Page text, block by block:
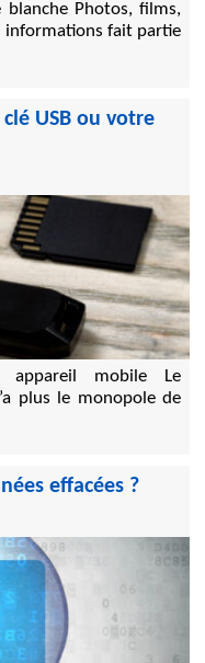
blanche Photos, films,
informations fait partie
USB ou votre
appareil mobile Le
plus le monopole de
effacées ?